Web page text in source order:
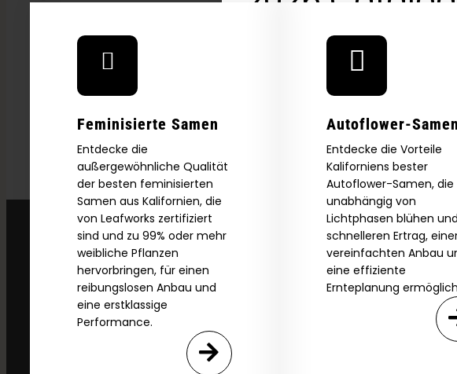
Feminisierte Samen
Entdecke die
außergewöhnliche Qualität
der besten feminisierten
Samen aus Kalifornien, die
von Leafworks zertifiziert
sind und zu 99% oder mehr
weibliche Pflanzen
hervorbringen, für einen
reibungslosen Anbau und
eine erstklassige
Performance.
Autoflower-Samen
Entdecke die Vorteile
Kaliforniens bester
Autoflower-Samen, die
unabhängig von
Lichtphasen blühen
schnelleren Ertrag,
vereinfachten Anbau
eine effiziente
Ernteplanung
those of
age_gap
I accept
By clicking
Download our 2026 seed catalog. Plus,
your first order and be the first to know
product drops, exclusive offers, and
*Our Site is For Users 21+ by Entering You Are
SIGN ME UP!